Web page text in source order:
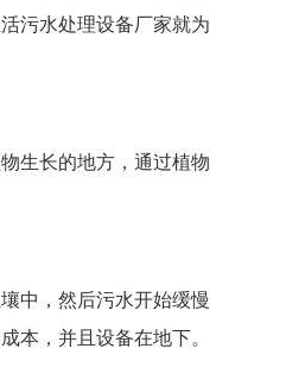
污水处理设备厂家就为
生长的地方，通过植物
中，然后污水开始缓慢
本，并且设备在地下。